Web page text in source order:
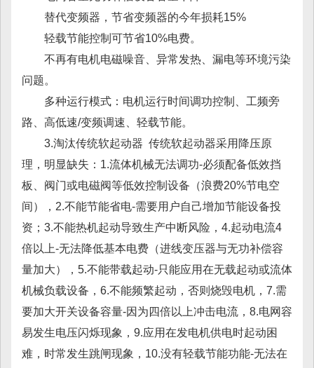
替代变频器，节省变频器的今年损耗15%
轻载节能控制可节省10%电费。
不再有电机电磁噪音、异常发热、漏电等环境污染
问题。
多种运行模式：电机运行时间调功控制、工频旁
路、高低速/变频调速、轻载节能。
3.淘汰传统软起动器 传统软起动器采用降压原
理，明显缺失：1.流体机械无法调功-必须配备低效挡
板、阀门或电磁阀等低效控制设备（浪费20%节电空
间），2.不能节能省电-需要用户自己增加节能设备投
资；3.不能热机起动导致生产中断风险，4.起动电流4
倍以上-无法降低基本电费（进线变压器与无功补偿容
量加大），5.不能带载起动-只能应用在无载起动或流体
机械负载设备，6.不能频繁起动，否则烧毁电机，7.需
要加大开关设备容量-因为四倍以上冲击电流，8.电网容
易发生电压闪烁现象，9.应用在发电机供电时起动困
难，时常发生跳闸现象，10.没有轻载节能功能-无法在